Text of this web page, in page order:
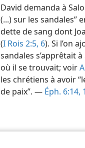
David demanda à
(...) sur les sandales”
dette de sang dont
(I Rois 2:5, 6). Si l’on
sandales s’apprêtait
où il se trouvait; voir
les chrétiens à avoir
de paix”. — Éph. 6:14,